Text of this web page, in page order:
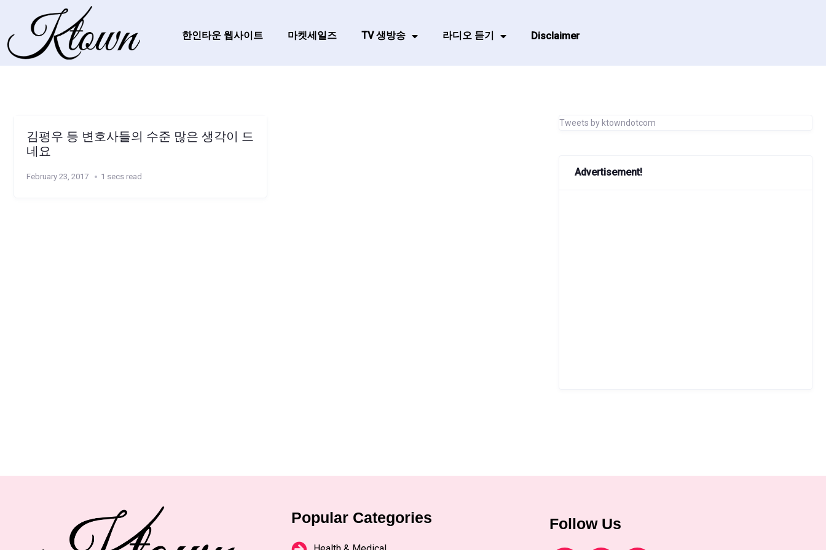
한인타운 웹사이트 마켓세일즈 TV 생방송 라디오 듣기 Disclaimer
김평우 등 변호사들의 수준 많은 생각이 드
네요
February 23, 2017 1 secs read
Tweets by ktowndotcom
Advertisement!
Popular Categories Follow Us